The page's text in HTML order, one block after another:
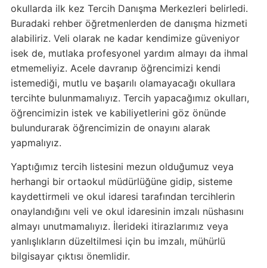
okullarda ilk kez Tercih Danışma Merkezleri belirledi.
Buradaki rehber öğretmenlerden de danışma hizmeti
alabiliriz. Veli olarak ne kadar kendimize güveniyor
isek de, mutlaka profesyonel yardım almayı da ihmal
etmemeliyiz. Acele davranıp öğrencimizi kendi
istemediği, mutlu ve başarılı olamayacağı okullara
tercihte bulunmamalıyız. Tercih yapacağımız okulları,
öğrencimizin istek ve kabiliyetlerini göz önünde
bulundurarak öğrencimizin de onayını alarak
yapmalıyız.
Yaptığımız tercih listesini mezun olduğumuz veya
herhangi bir ortaokul müdürlüğüne gidip, sisteme
kaydettirmeli ve okul idaresi tarafından tercihlerin
onaylandığını veli ve okul idaresinin imzalı nüshasını
almayı unutmamalıyız. İlerideki itirazlarımız veya
yanlışlıkların düzeltilmesi için bu imzalı, mühürlü
bilgisayar çıktısı önemlidir.